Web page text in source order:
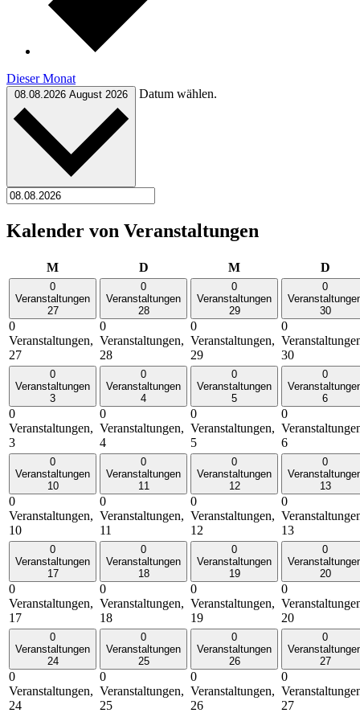
Dieser Monat
08.08.2026 August 2026 Datum wählen.
Kalender von Veranstaltungen
MMontag DDienstag MMittwoch D
0
Veranstaltungen
27
0
Veranstaltungen,
27
0
Veranstaltungen
28
0
Veranstaltungen,
28
0
Veranstaltungen
29
0
Veranstaltungen,
29
0
30
0
30
0
Veranstaltungen
3
0
Veranstaltungen,
3
0
Veranstaltungen
4
0
Veranstaltungen,
4
0
Veranstaltungen
5
0
Veranstaltungen,
5
0
6
0
6
0
Veranstaltungen
10
0
Veranstaltungen,
10
0
Veranstaltungen
11
0
Veranstaltungen,
11
0
Veranstaltungen
12
0
Veranstaltungen,
12
0
13
0
13
0
Veranstaltungen
17
0
Veranstaltungen,
17
0
Veranstaltungen
18
0
Veranstaltungen,
18
0
Veranstaltungen
19
0
Veranstaltungen,
19
0
20
0
20
0
Veranstaltungen
24
0
Veranstaltungen,
24
0
Veranstaltungen
25
0
Veranstaltungen,
25
0
Veranstaltungen
26
0
Veranstaltungen,
26
0
27
0
27